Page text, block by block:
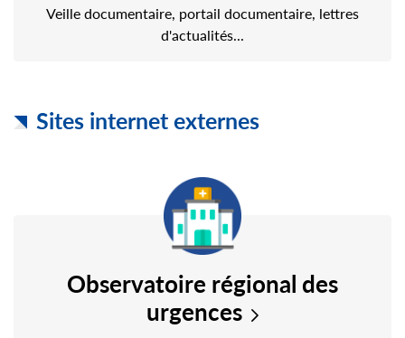
Veille documentaire, portail documentaire, lettres
d'actualités...
Sites internet externes
Observatoire régional des
urgences